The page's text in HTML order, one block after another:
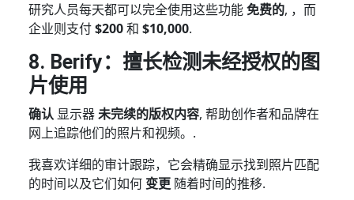
研究人员每天都可以完全使用这些功能免费的, ，而
企业则支付$200和 $10,000.
8. Berify：擅长检测未经授权的图
片使用
确认 显示器未完续的版权内容, 帮助创作者和品牌在
网上追踪他们的照片和视频。.
我喜欢详细的审计跟踪，它会精确显示找到照片匹配
的时间以及它们如何 变更 随着时间的推移.